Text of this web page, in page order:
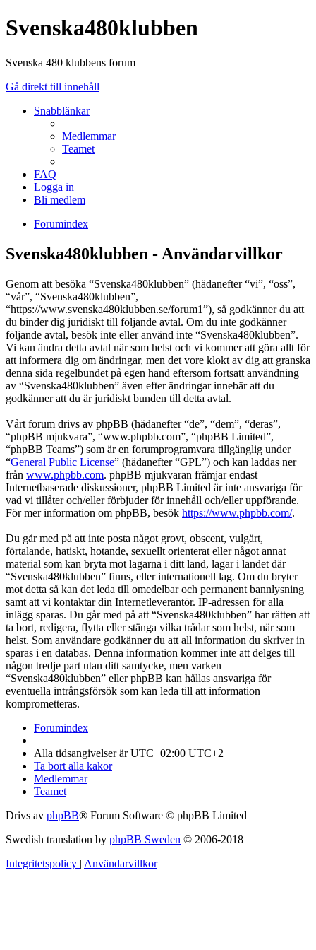
Svenska480klubben
Svenska 480 klubbens forum
Gå direkt till innehåll
Snabblänkar
Medlemmar
Teamet
FAQ
Logga in
Bli medlem
Forumindex
Svenska480klubben - Användarvillkor
Genom att besöka “Svenska480klubben” (hädanefter “vi”, “oss”,
“vår”, “Svenska480klubben”,
“https://www.svenska480klubben.se/forum1”), så godkänner du att
du binder dig juridiskt till följande avtal. Om du inte godkänner
följande avtal, besök inte eller använd inte “Svenska480klubben”.
Vi kan ändra detta avtal när som helst och vi kommer att göra allt för
att informera dig om ändringar, men det vore klokt av dig att granska
denna sida regelbundet på egen hand eftersom fortsatt användning
av “Svenska480klubben” även efter ändringar innebär att du
godkänner att du är juridiskt bunden till detta avtal.
Vårt forum drivs av phpBB (hädanefter “de”, “dem”, “deras”,
“phpBB mjukvara”, “www.phpbb.com”, “phpBB Limited”,
“phpBB Teams”) som är en forumprogramvara tillgänglig under
“General Public License” (hädanefter “GPL”) och kan laddas ner
från www.phpbb.com. phpBB mjukvaran främjar endast
Internetbaserade diskussioner, phpBB Limited är inte ansvariga för
vad vi tillåter och/eller förbjuder för innehåll och/eller uppförande.
För mer information om phpBB, besök https://www.phpbb.com/.
Du går med på att inte posta något grovt, obscent, vulgärt,
förtalande, hatiskt, hotande, sexuellt orienterat eller något annat
material som kan bryta mot lagarna i ditt land, lagar i landet där
“Svenska480klubben” finns, eller internationell lag. Om du bryter
mot detta så kan det leda till omedelbar och permanent bannlysning
samt att vi kontaktar din Internetleverantör. IP-adressen för alla
inlägg sparas. Du går med på att “Svenska480klubben” har rätten att
ta bort, redigera, flytta eller stänga vilka trådar som helst, när som
helst. Som användare godkänner du att all information du skriver in
sparas i en databas. Denna information kommer inte att delges till
någon tredje part utan ditt samtycke, men varken
“Svenska480klubben” eller phpBB kan hållas ansvariga för
eventuella intrångsförsök som kan leda till att information
komprometteras.
Forumindex
Alla tidsangivelser är UTC+02:00 UTC+2
Ta bort alla kakor
Medlemmar
Teamet
Drivs av phpBB® Forum Software © phpBB Limited
Swedish translation by phpBB Sweden © 2006-2018
Integritetspolicy | Användarvillkor